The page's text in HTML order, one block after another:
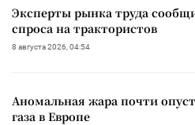
Эксперты рынка труда
спроса на трактористов
8 августа 2026, 04:54
Аномальная жара почти
газа в Европе